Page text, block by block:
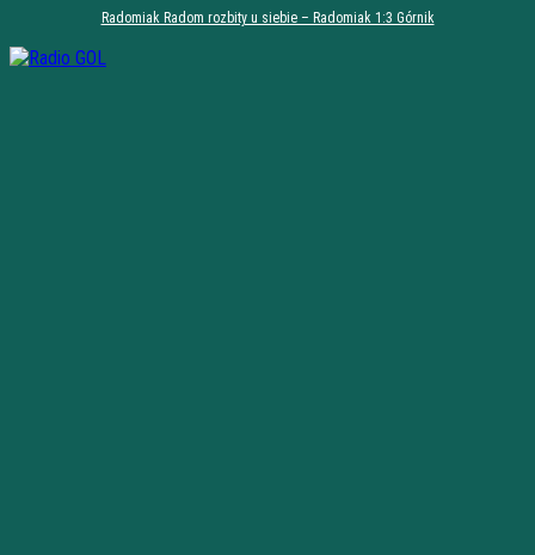
Radomiak Radom rozbity u siebie – Radomiak 1:3 Górnik